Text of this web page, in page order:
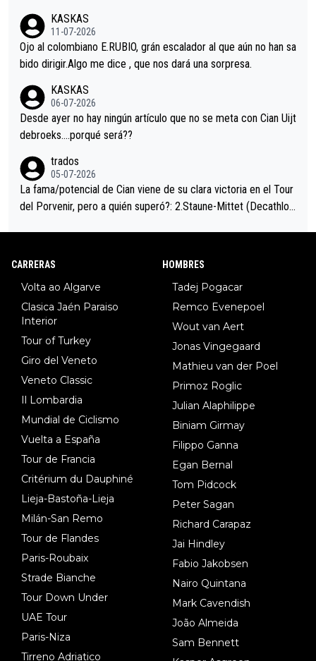
i sin pedalear, luego está el saludo con Evenepoel dándose la
mano de una manera muy fraternal, más allá de los típicos toqu
es en el hombro con que saludaba a Vingegard. Ahí hubo una in
eta, a ver si por querer poner a Del Toro con calzador en posi
ción de podio UAE y Pojacar se van complicar el tour.
KASKAS
11-07-2026
Ojo al colombiano E.RUBIO, grán escalador al que aún no han sa
bido dirigir.Algo me dice , que nos dará una sorpresa.
KASKAS
06-07-2026
Desde ayer no hay ningún artículo que no se meta con Cian Uijt
debroeks….porqué será??
trados
05-07-2026
La fama/potencial de Cian viene de su clara victoria en el Tour
del Porvenir, pero a quién superó?: 2.Staune-Mittet (Decathlon,
CARRERAS
Volta ao Algarve
Clasica Jaén Paraiso
Interior
Tour of Turkey
Giro del Veneto
Veneto Classic
Il Lombardia
Mundial de Ciclismo
Vuelta a España
Tour de Francia
Critérium du Dauphiné
Lieja-Bastoña-Lieja
Milán-San Remo
Tour de Flandes
Paris-Roubaix
Strade Bianche
Tour Down Under
UAE Tour
Paris-Niza
Tirreno Adriatico
HOMBRES
Tadej Pogacar
Remco Evenepoel
Wout van Aert
Jonas Vingegaard
Mathieu van der Poel
Primoz Roglic
Julian Alaphilippe
Biniam Girmay
Filippo Ganna
Egan Bernal
Tom Pidcock
Peter Sagan
Richard Carapaz
Jai Hindley
Fabio Jakobsen
Nairo Quintana
Mark Cavendish
João Almeida
Sam Bennett